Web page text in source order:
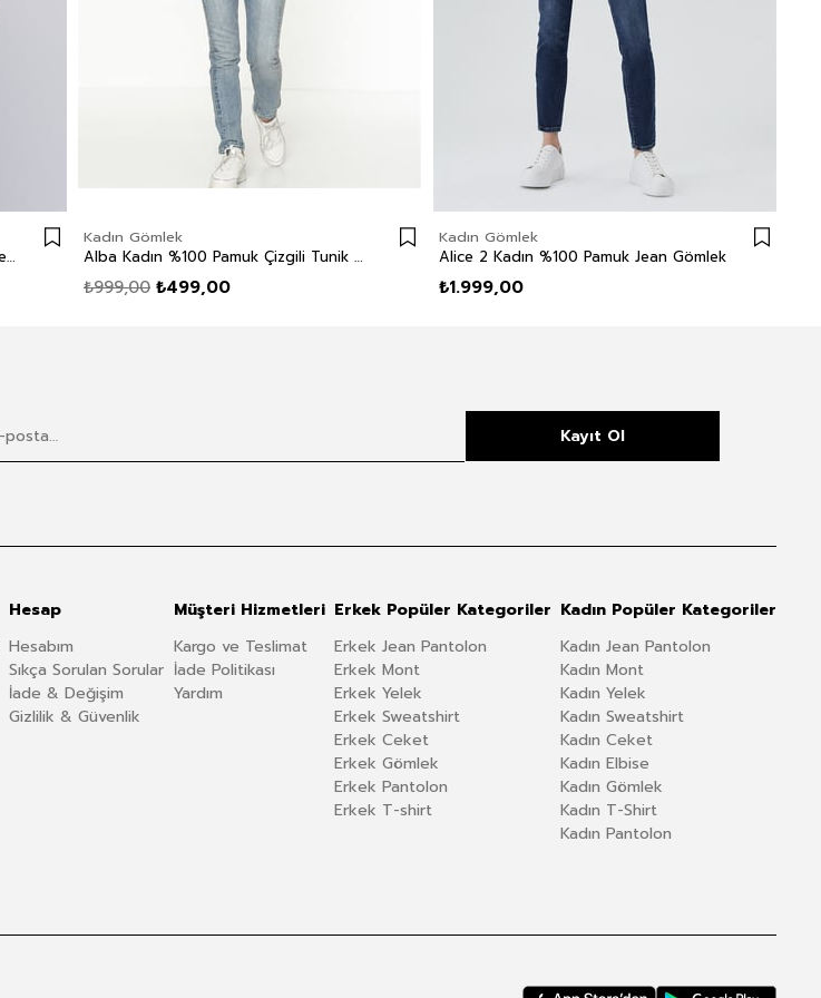
Sasha Kadın Desenli Gömlek Kahve Desenli
Kadın Gömlek
Alba Kadın %100 Pamuk Çizgili Tunik Turkuaz Çizgili
₺499,00
₺999,00
Kadın Gömlek
Alice 2 Kadın %100 Pamuk Jean Gömlek
₺1.999,00
Kayıt Ol
Hesap
Hesabım
Sıkça Sorulan Sorular
İade & Değişim
Gizlilik & Güvenlik
Müşteri Hizmetleri
Kargo ve Teslimat
İade Politikası
Yardım
Erkek Popüler Kategoriler
Erkek Jean Pantolon
Erkek Mont
Erkek Yelek
Erkek Sweatshirt
Erkek Ceket
Erkek Gömlek
Erkek Pantolon
Erkek T-shirt
Kadın Popüler Kategoriler
Kadın Jean Pantolon
Kadın Mont
Kadın Yelek
Kadın Sweatshirt
Kadın Ceket
Kadın Elbise
Kadın Gömlek
Kadın T-Shirt
Kadın Pantolon